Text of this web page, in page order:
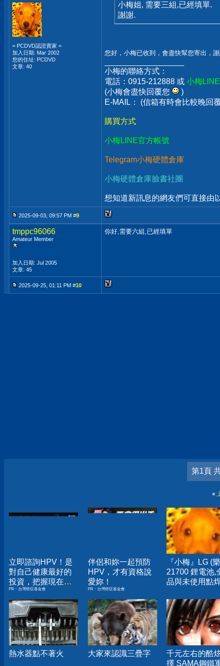
= PCDVD認證賣家 =
加入日期: Mar 2002
您的住址: PCDVD
文章: 40
小梅姐, 需要三組,已經填單.
謝謝.
您好，小梅已收到，會盡快幫您寄出，
小梅的聯絡方式：
電話：0915-212888 或 小梅
(小梅會盡快回覆您
)
E-MAIL： (信箱有時會比較晚回
購買方式
小梅LINE官方帳號
Telegram小梅硬體倉庫
小梅硬體倉庫臉書社團
想知道新訊息的網友們可直接由
2025-09-03, 09:57 PM #9
tmppc96066
Amateur Member
加入日期: Jul 2005
文章: 45
你好,需要六組,已經填單
2025-09-25, 01:11 PM #10
第1頁
«
立即諮詢HPV！是
對自己健康最好的
投資，把握現在不
嫌晚！
PR・台灣癌症基金會
伴侶和妳一起預防
HPV，才有資格說
愛妳！
PR・台灣癌症基金會
『小梅』LG (
21700 鋰電池,
品與未使用點
熱水器點不著火 大家來認識三疊字
千元左右的酷
擇 SAMA鋼鐵